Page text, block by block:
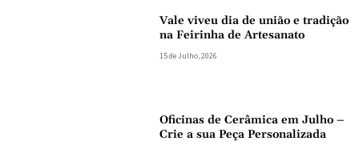
Vale viveu dia de união e tradição
na Feirinha de Artesanato
15 de Julho, 2026
Oficinas de Cerâmica em Julho –
Crie a sua Peça Personalizada